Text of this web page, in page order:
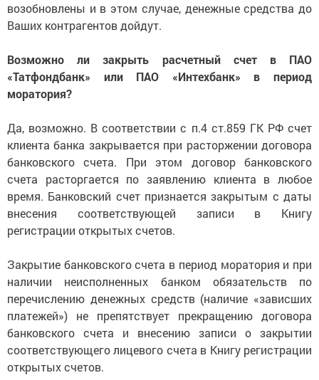
возобновлены и в этом случае, денежные средства до
Ваших контрагентов дойдут.
Возможно ли закрыть расчетный счет в ПАО
«Татфондбанк» или ПАО «Интехбанк» в период
моратория?
Да, возможно. В соответствии с п.4 ст.859 ГК РФ счет
клиента банка закрывается при расторжении договора
банковского счета. При этом договор банковского
счета расторгается по заявлению клиента в любое
время. Банковский счет признается закрытым с даты
внесения соответствующей записи в Книгу
регистрации открытых счетов.
Закрытие банковского счета в период моратория и при
наличии неисполненных банком обязательств по
перечислению денежных средств (наличие «зависших
платежей») не препятствует прекращению договора
банковского счета и внесению записи о закрытии
соответствующего лицевого счета в Книгу регистрации
открытых счетов.